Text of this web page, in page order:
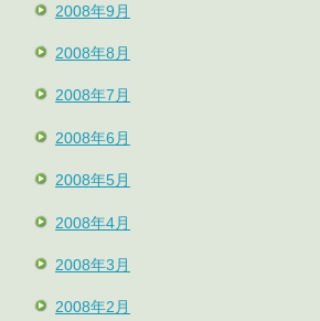
2008年9月
2008年8月
2008年7月
2008年6月
2008年5月
2008年4月
2008年3月
2008年2月